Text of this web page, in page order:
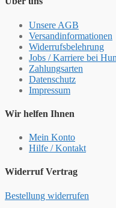
Unsere AGB
Versandinformationen
Widerrufsbelehrung
Jobs / Karriere bei
Zahlungsarten
Datenschutz
Impressum
Wir helfen Ihnen
Mein Konto
Hilfe / Kontakt
Widerruf Vertrag
Bestellung widerrufen